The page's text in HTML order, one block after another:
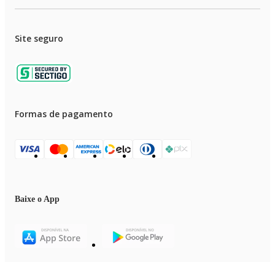
Site seguro
Formas de pagamento
Baixe o App